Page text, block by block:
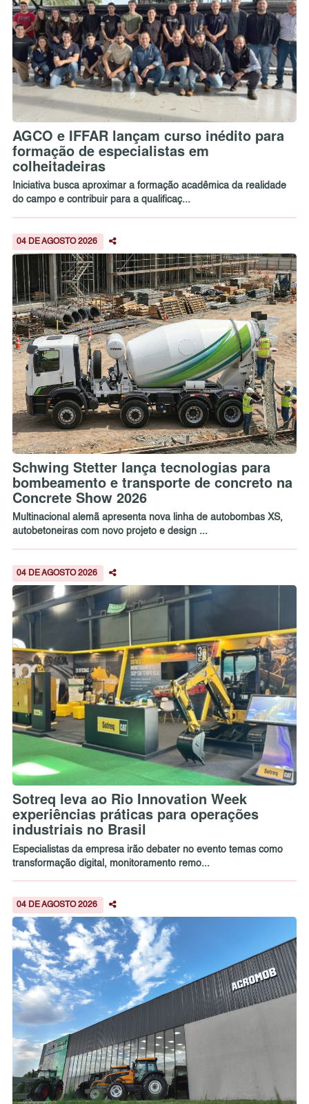
AGCO e IFFAR lançam curso inédito para
formação de especialistas em
colheitadeiras
Iniciativa busca aproximar a formação acadêmica da realidade
do campo e contribuir para a qualificaç...
04 DE AGOSTO 2026
Schwing Stetter lança tecnologias para
bombeamento e transporte de concreto na
Concrete Show 2026
Multinacional alemã apresenta nova linha de autobombas XS,
autobetoneiras com novo projeto e design ...
04 DE AGOSTO 2026
Sotreq leva ao Rio Innovation Week
experiências práticas para operações
industriais no Brasil
Especialistas da empresa irão debater no evento temas como
transformação digital, monitoramento remo...
04 DE AGOSTO 2026